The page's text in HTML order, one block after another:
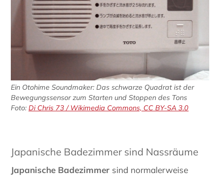
Ein Otohime Soundmaker: Das schwarze Quadrat ist der
Bewegungssensor zum Starten und Stoppen des Tons
Foto: Di Chris 73 / Wikimedia Commons, CC BY-SA 3.0
Japanische Badezimmer sind Nassräume
Japanische Badezimmer sind normalerweise